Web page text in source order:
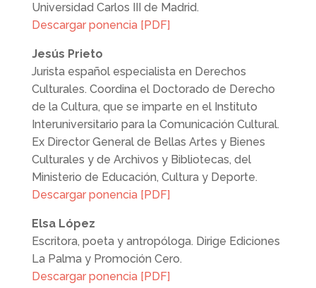
Universidad Carlos III de Madrid.
Descargar ponencia [PDF]
Jesús Prieto
Jurista español especialista en Derechos
Culturales. Coordina el Doctorado de Derecho
de la Cultura, que se imparte en el Instituto
Interuniversitario para la Comunicación Cultural.
Ex Director General de Bellas Artes y Bienes
Culturales y de Archivos y Bibliotecas, del
Ministerio de Educación, Cultura y Deporte.
Descargar ponencia [PDF]
Elsa López
Escritora, poeta y antropóloga. Dirige Ediciones
La Palma y Promoción Cero.
Descargar ponencia [PDF]